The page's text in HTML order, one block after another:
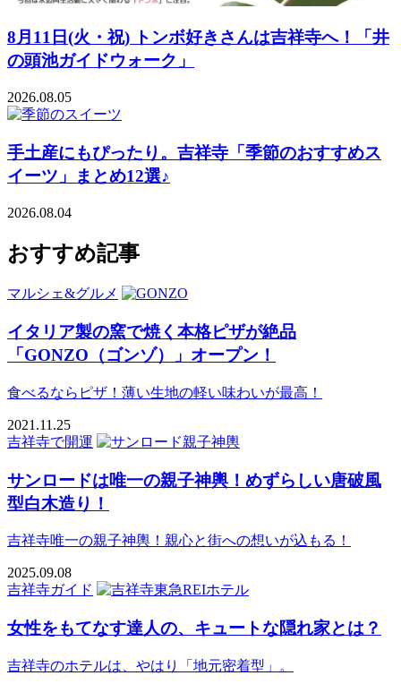
8月11日(火・祝) トンボ好きさんは吉祥寺へ！「井
の頭池ガイドウォーク」
2026.08.05
手土産にもぴったり。吉祥寺「季節のおすすめス
イーツ」まとめ12選♪
2026.08.04
おすすめ記事
マルシェ&グルメ
イタリア製の窯で焼く本格ピザが絶品
「GONZO（ゴンゾ）」オープン！
食べるならピザ！薄い生地の軽い味わいが最高！
2021.11.25
吉祥寺で開運
サンロードは唯一の親子神輿！めずらしい唐破風
型白木造り！
吉祥寺唯一の親子神輿！親心と街への想いが込もる！
2025.09.08
吉祥寺ガイド
女性をもてなす達人の、キュートな隠れ家とは？
吉祥寺のホテルは、やはり「地元密着型」。